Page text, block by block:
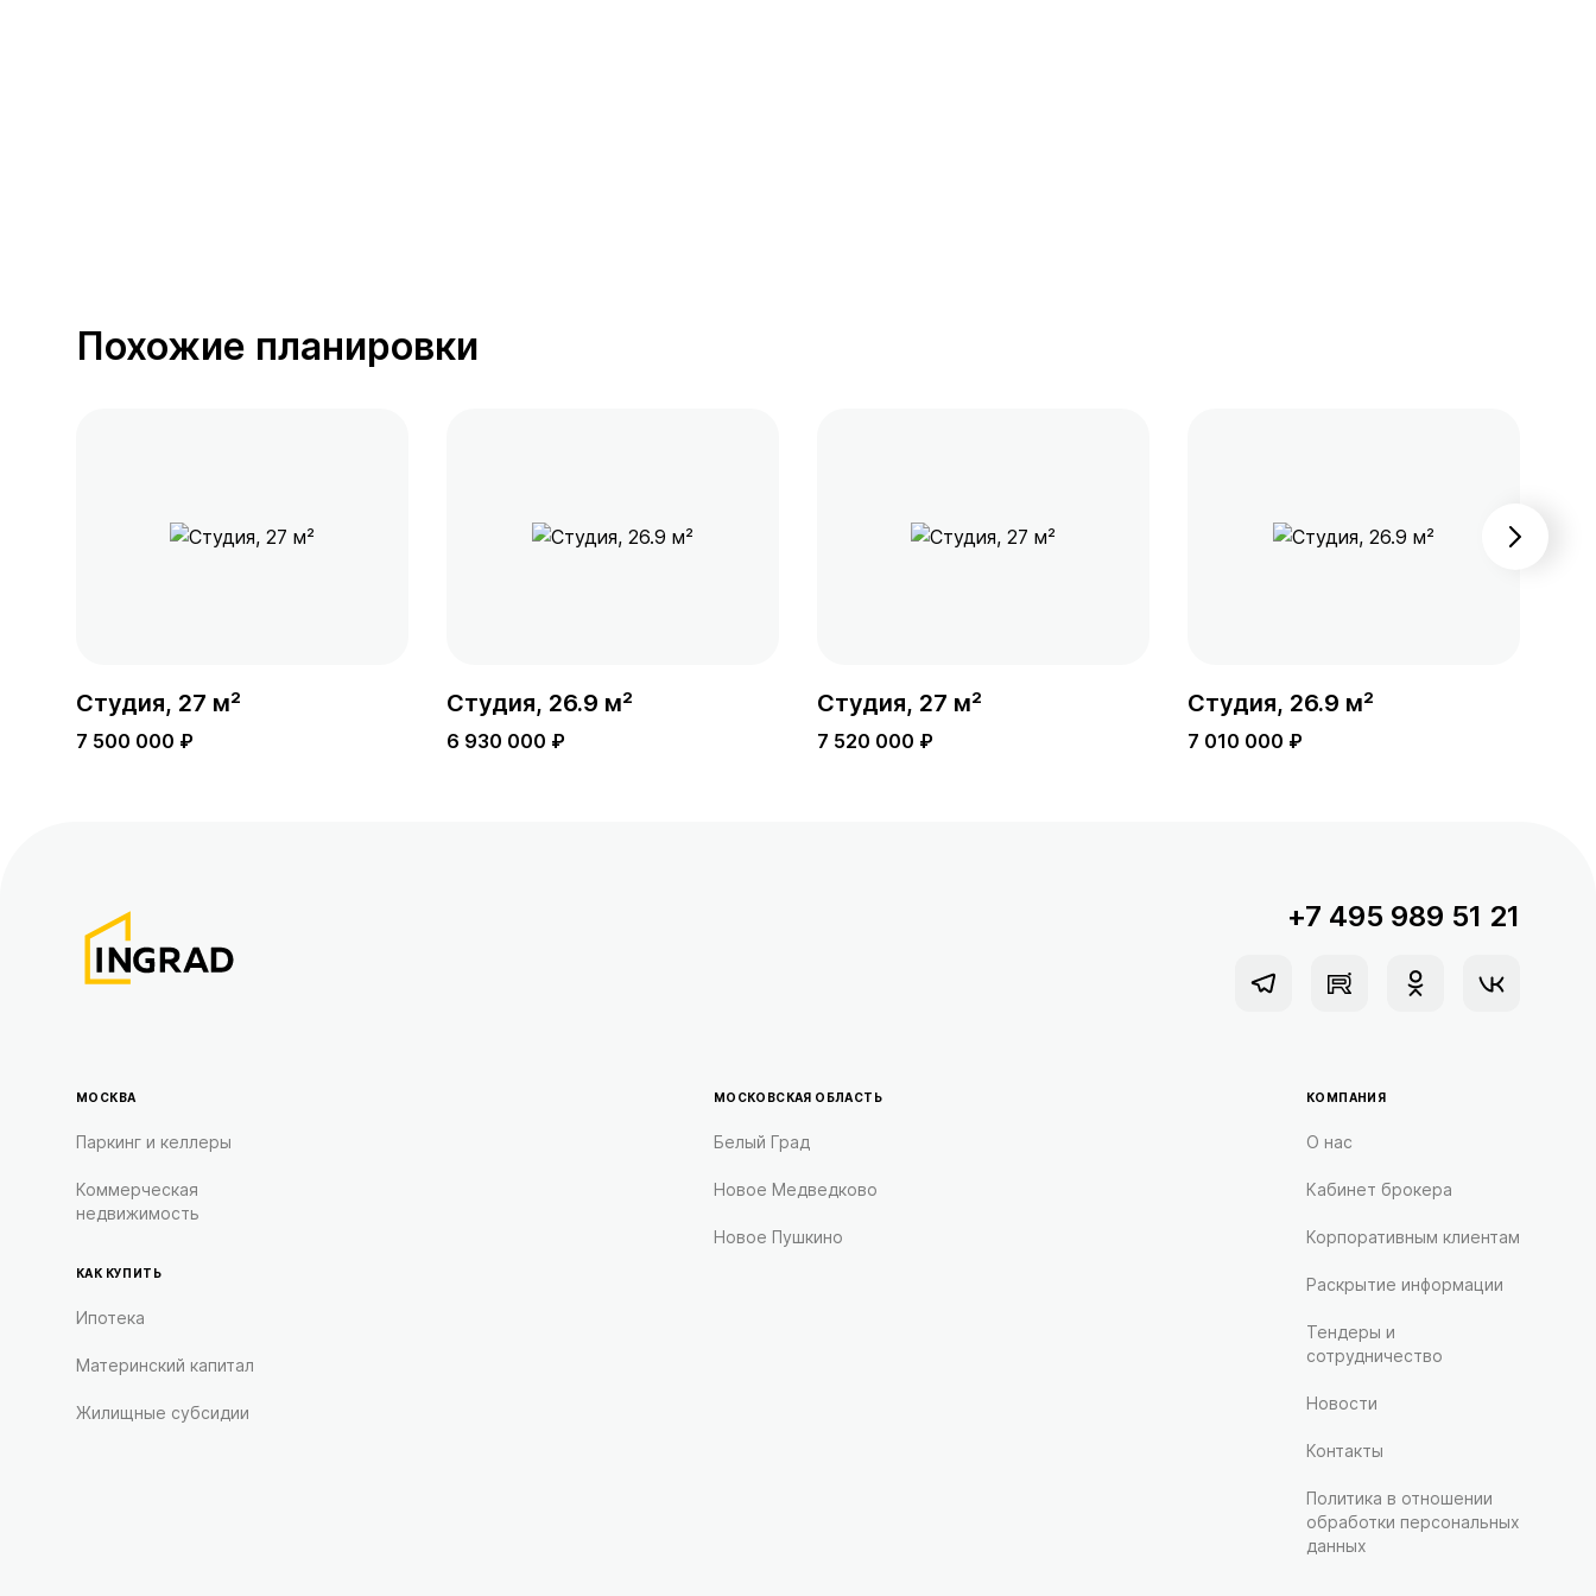
Похожие планировки
Студия, 27 м²
7 500 000 ₽
Студия, 26.9 м²
6 930 000 ₽
Студия, 27 м²
7 520 000 ₽
Студия, 26.9 м²
7 010 000 ₽
+7 495 989 51 21
МОСКВА
Паркинг и келлеры
Коммерческая
недвижимость
КАК КУПИТЬ
Ипотека
Материнский капитал
Жилищные субсидии
МОСКОВСКАЯ ОБЛАСТЬ
Белый Град
Новое Медведково
Новое Пушкино
КОМПАНИЯ
О нас
Кабинет брокера
Корпоративным клиентам
Раскрытие информации
Тендеры и
сотрудничество
Новости
Контакты
Политика в отношении
обработки персональных
данных